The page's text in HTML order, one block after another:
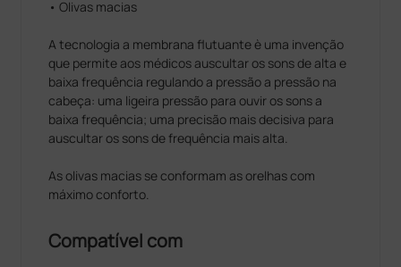
• Olivas macias
A tecnologia a membrana flutuante è uma invenção
que permite aos médicos auscultar os sons de alta e
baixa frequência regulando a pressão a pressão na
cabeça: uma ligeira pressão para ouvir os sons a
baixa frequência; uma precisão mais decisiva para
auscultar os sons de frequência mais alta.
As olivas macias se conformam as orelhas com
máximo conforto.
Compatível com